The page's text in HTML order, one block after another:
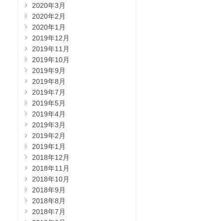
2020年3月
2020年2月
2020年1月
2019年12月
2019年11月
2019年10月
2019年9月
2019年8月
2019年7月
2019年5月
2019年4月
2019年3月
2019年2月
2019年1月
2018年12月
2018年11月
2018年10月
2018年9月
2018年8月
2018年7月